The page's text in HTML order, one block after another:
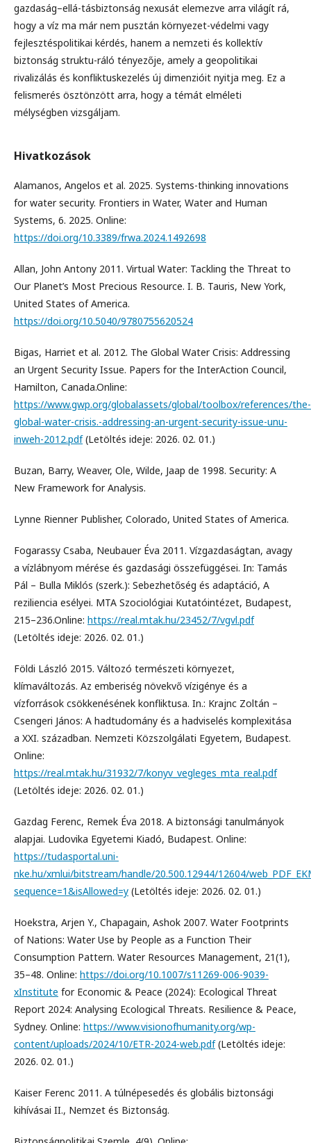
gazdaság–ellá-tásbiztonság nexusát elemezve arra világít rá,
hogy a víz ma már nem pusztán környezet-védelmi vagy
fejlesztéspolitikai kérdés, hanem a nemzeti és kollektív
biztonság struktu-ráló tényezője, amely a geopolitikai
rivalizálás és konfliktuskezelés új dimenzióit nyitja meg. Ez a
felismerés ösztönzött arra, hogy a témát elméleti
mélységben vizsgáljam.
Hivatkozások
Alamanos, Angelos et al. 2025. Systems-thinking innovations
for water security. Frontiers in Water, Water and Human
Systems, 6. 2025. Online:
https://doi.org/10.3389/frwa.2024.1492698
Allan, John Antony 2011. Virtual Water: Tackling the Threat to
Our Planet’s Most Precious Resource. I. B. Tauris, New York,
United States of America.
https://doi.org/10.5040/9780755620524
Bigas, Harriet et al. 2012. The Global Water Crisis: Addressing
an Urgent Security Issue. Papers for the InterAction Council,
Hamilton, Canada.Online:
https://www.gwp.org/globalassets/global/toolbox/references/the-
global-water-crisis.-addressing-an-urgent-security-issue-unu-
inweh-2012.pdf(Letöltés ideje: 2026. 02. 01.)
Buzan, Barry, Weaver, Ole, Wilde, Jaap de 1998. Security: A
New Framework for Analysis.
Lynne Rienner Publisher, Colorado, United States of America.
Fogarassy Csaba, Neubauer Éva 2011. Vízgazdaságtan, avagy
a vízlábnyom mérése és gazdasági összefüggései. In: Tamás
Pál – Bulla Miklós (szerk.): Sebezhetőség és adaptáció, A
reziliencia esélyei. MTA Szociológiai Kutatóintézet, Budapest,
215–236.Online: https://real.mtak.hu/23452/7/vgvl.pdf
(Letöltés ideje: 2026. 02. 01.)
Földi László 2015. Változó természeti környezet,
klímaváltozás. Az emberiség növekvő vízigénye és a
vízforrások csökkenésének konfliktusa. In.: Krajnc Zoltán –
Csengeri János: A hadtudomány és a hadviselés komplexitása
a XXI. században. Nemzeti Közszolgálati Egyetem, Budapest.
Online:
https://real.mtak.hu/31932/7/konyv_vegleges_mta_real.pdf
(Letöltés ideje: 2026. 02. 01.)
Gazdag Ferenc, Remek Éva 2018. A biztonsági tanulmányok
alapjai. Ludovika Egyetemi Kiadó, Budapest. Online:
https://tudasportal.uni-
nke.hu/xmlui/bitstream/handle/20.500.12944/12604/
sequence=1&isAllowed=y (Letöltés ideje: 2026. 02. 01.)
Hoekstra, Arjen Y., Chapagain, Ashok 2007. Water Footprints
of Nations: Water Use by People as a Function Their
Consumption Pattern. Water Resources Management, 21(1),
35–48. Online: https://doi.org/10.1007/s11269-006-9039-
xInstitute for Economic & Peace (2024): Ecological Threat
Report 2024: Analysing Ecological Threats. Resilience & Peace,
Sydney. Online: https://www.visionofhumanity.org/wp-
content/uploads/2024/10/ETR-2024-web.pdf(Letöltés ideje:
2026. 02. 01.)
Kaiser Ferenc 2011. A túlnépesedés és globális biztonsági
kihívásai II., Nemzet és Biztonság.